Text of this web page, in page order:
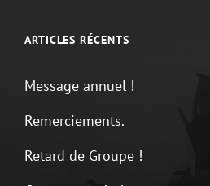
ARTICLES RÉCENTS
Message annuel !
Remerciements.
Retard de Groupe !